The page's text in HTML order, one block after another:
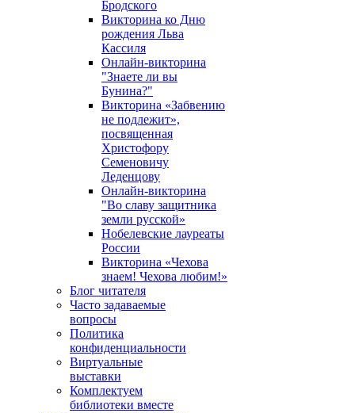
Бродского
Викторина ко Дню
рождения Льва
Кассиля
Онлайн-викторина
"Знаете ли вы
Бунина?"
Викторина «Забвению
не подлежит»,
посвященная
Христофору
Семеновичу
Леденцову
Онлайн-викторина
"Во славу защитника
земли русской»
Нобелевские лауреаты
России
Викторина «Чехова
знаем! Чехова любим!»
Блог читателя
Часто задаваемые
вопросы
Политика
конфиденциальности
Виртуальные
выставки
Комплектуем
библиотеки вместе